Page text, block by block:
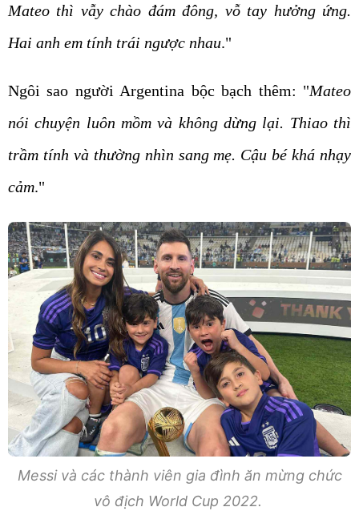
Mateo thì vẫy chào đám đông, vỗ tay hưởng ứng.
Hai anh em tính trái ngược nhau."
Ngôi sao người Argentina bộc bạch thêm: "Mateo
nói chuyện luôn mồm và không dừng lại. Thiao thì
trầm tính và thường nhìn sang mẹ. Cậu bé khá nhạy
cảm."
Messi và các thành viên gia đình ăn mừng chức
vô địch World Cup 2022.